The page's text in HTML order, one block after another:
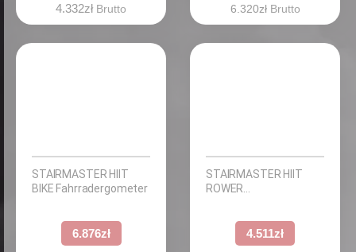
4.332zł Brutto 6.320zł Brutto
STAIRMASTER HIIT
BIKE Fahrradergometer
6.876zł
STAIRMASTER HIIT
ROWER
4.511zł